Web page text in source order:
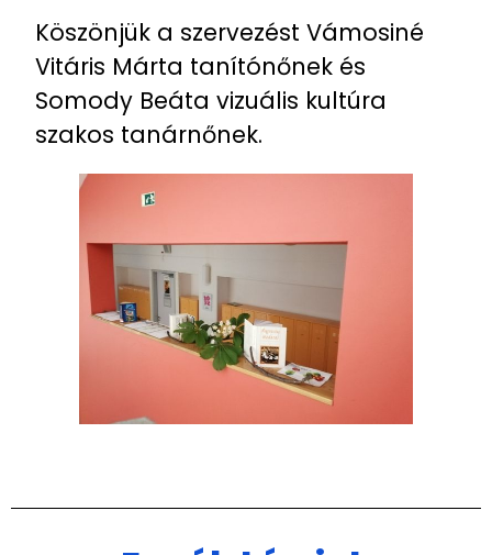
Köszönjük a szervezést Vámosiné
Vitáris Márta tanítónőnek és
Somody Beáta vizuális kultúra
szakos tanárnőnek.